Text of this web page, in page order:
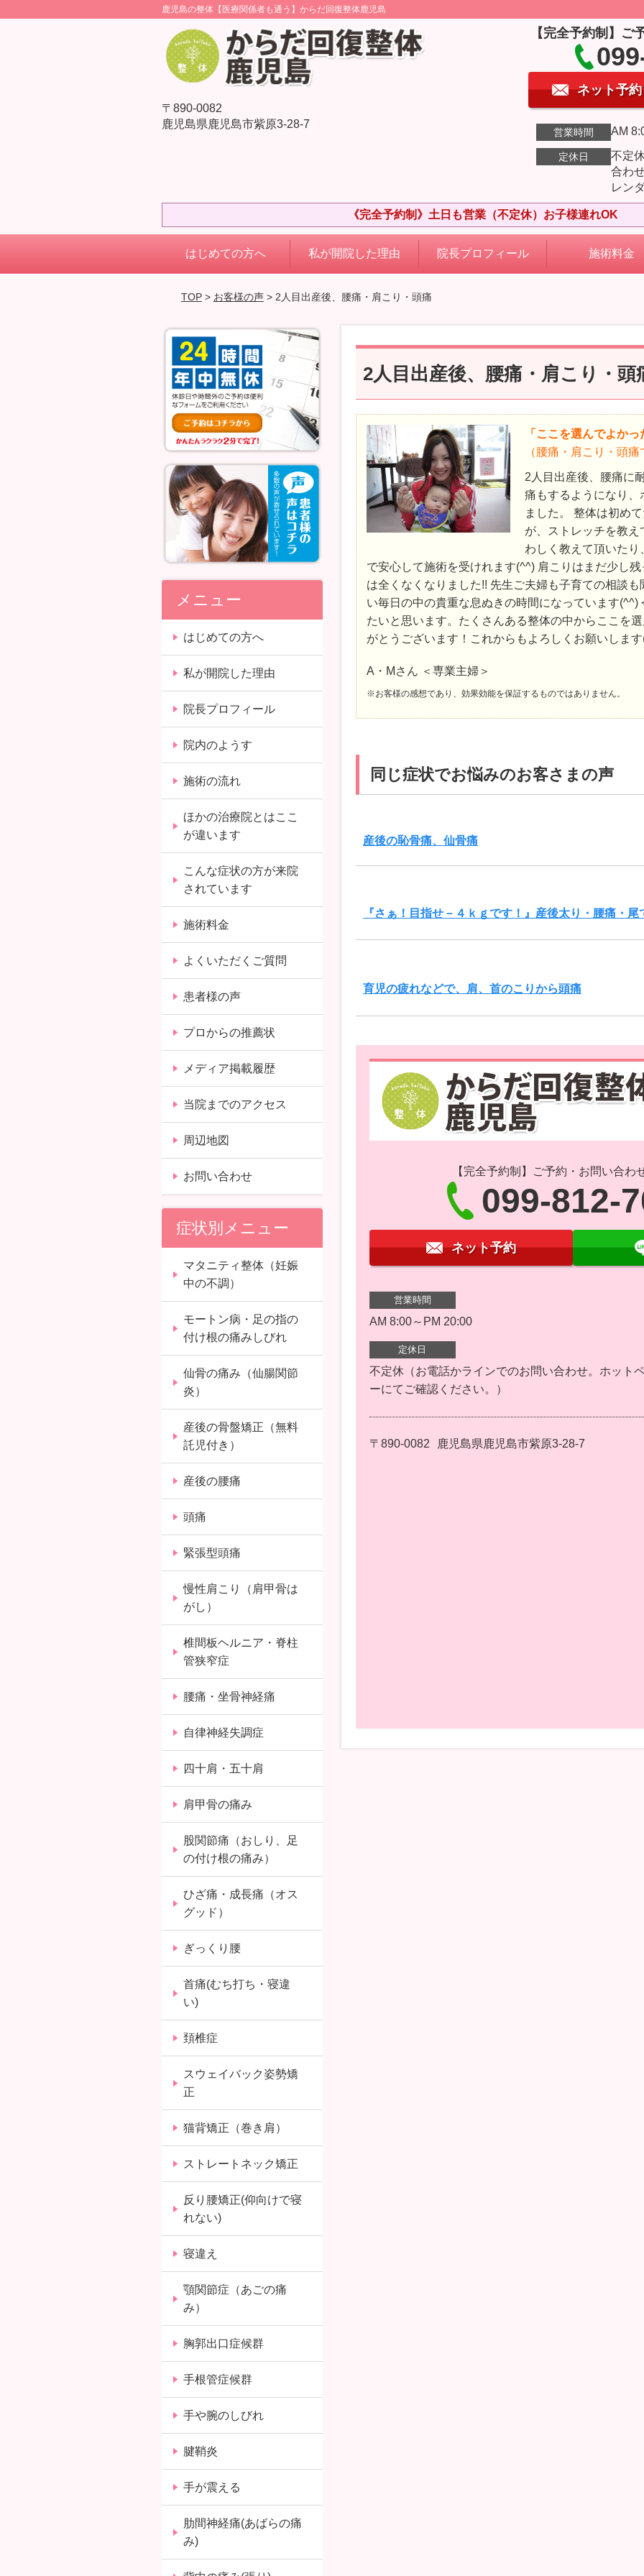
鹿児島の整体【医療関係者も通う】からだ回復整体鹿児島
〒890-0082
鹿児島県鹿児島市紫原3-28-7
【完全予約制】ご
ネット予約
営業時間 AM
定休日
不定
合わ
レン
《完全予約制》土日も営業（不定休）お子様連れOK
はじめての方へ 私が開院した理由 院長プロフィール 施術料金
TOP> お客様の声> 2人目出産後、腰痛・肩こり・頭痛
2人目出産後、腰痛・肩こり・頭
「ここを選んでよか
（腰痛・肩こり・頭
2人目出産後、腰痛に
痛もするようになり
ました。 整体は初め
が、ストレッチを教
わしく教えて頂いた
で安心して施術を受けれます(^^) 肩こりはまだ少し
は全くなくなりました!! 先生ご夫婦も子育ての相談
い毎日の中の貴重な息ぬきの時間になっています(^^)
たいと思います。たくさんある整体の中からここを
がとうございます！これからもよろしくお願いしま
A・Mさん ＜専業主婦＞
※お客様の感想であり、効果効能を保証するものではありません。
同じ症状でお悩みのお客さまの声
産後の恥骨痛、仙骨痛
『さぁ！目指せ－４ｋｇです！』産後太り・腰痛・尾
育児の疲れなどで、肩、首のこりから頭痛
【完全予約制】ご予約・お問い合わ
099-812-
ネット予約
営業時間
AM 8:00～PM 20:00
定休日
不定休（お電話かラインでのお問い合わせ。ホット
ーにてご確認ください。）
〒890-0082 鹿児島県鹿児島市紫原3-28-7
メニュー
はじめての方へ
私が開院した理由
院長プロフィール
院内のようす
施術の流れ
ほかの治療院とはここ
が違います
こんな症状の方が来院
されています
施術料金
よくいただくご質問
患者様の声
プロからの推薦状
メディア掲載履歴
当院までのアクセス
周辺地図
お問い合わせ
症状別メニュー
マタニティ整体（妊娠
中の不調）
モートン病・足の指の
付け根の痛みしびれ
仙骨の痛み（仙腸関節
炎）
産後の骨盤矯正（無料
託児付き）
産後の腰痛
頭痛
緊張型頭痛
慢性肩こり（肩甲骨は
がし）
椎間板ヘルニア・脊柱
管狭窄症
腰痛・坐骨神経痛
自律神経失調症
四十肩・五十肩
肩甲骨の痛み
股関節痛（おしり、足
の付け根の痛み）
ひざ痛・成長痛（オス
グッド）
ぎっくり腰
首痛(むち打ち・寝違
い)
頚椎症
スウェイバック姿勢矯
正
猫背矯正（巻き肩）
ストレートネック矯正
反り腰矯正(仰向けで寝
れない)
寝違え
顎関節症（あごの痛
み）
胸郭出口症候群
手根管症候群
手や腕のしびれ
腱鞘炎
手が震える
肋間神経痛(あばらの痛
み)